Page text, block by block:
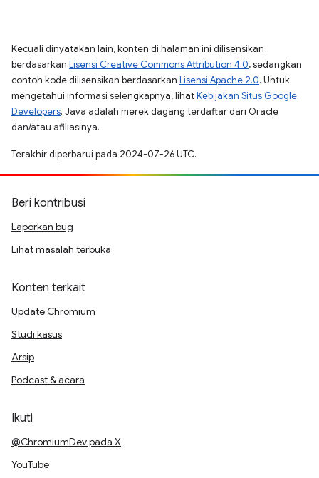
Kecuali dinyatakan lain, konten di halaman ini dilisensikan
berdasarkan Lisensi Creative Commons Attribution 4.0, sedangkan
contoh kode dilisensikan berdasarkan Lisensi Apache 2.0. Untuk
mengetahui informasi selengkapnya, lihatKebijakan Situs Google
Developers. Java adalah merek dagang terdaftar dari Oracle
dan/atau afiliasinya.
Terakhir diperbarui pada 2024-07-26 UTC.
Beri kontribusi
Laporkan bug
Lihat masalah terbuka
Konten terkait
Update Chromium
Studi kasus
Arsip
Podcast & acara
Ikuti
@ChromiumDev pada X
YouTube